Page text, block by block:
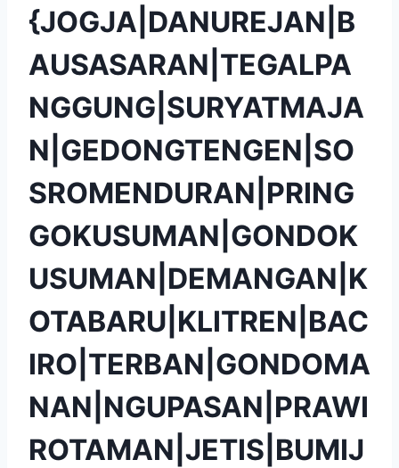
{JOGJA|DANUREJAN|B
AUSASARAN|TEGALPA
NGGUNG|SURYATMAJA
N|GEDONGTENGEN|SO
SROMENDURAN|PRING
GOKUSUMAN|GONDOK
USUMAN|DEMANGAN|K
OTABARU|KLITREN|BAC
IRO|TERBAN|GONDOMA
NAN|NGUPASAN|PRAWI
ROTAMAN|JETIS|BUMIJ